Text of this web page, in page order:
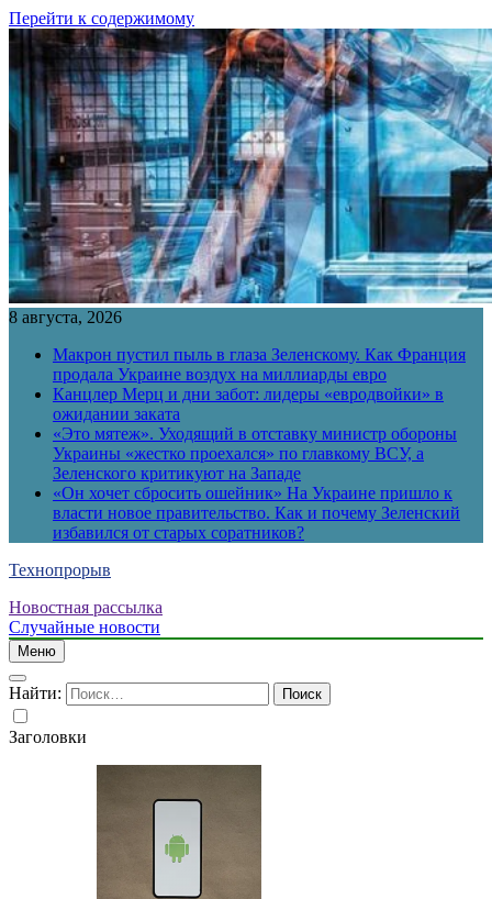
Перейти к содержимому
8 августа, 2026
Макрон пустил пыль в глаза Зеленскому. Как Франция
продала Украине воздух на миллиарды евро
Канцлер Мерц и дни забот: лидеры «евродвойки» в
ожидании заката
«Это мятеж». Уходящий в отставку министр обороны
Украины «жестко проехался» по главкому ВСУ, а
Зеленского критикуют на Западе
«Он хочет сбросить ошейник» На Украине пришло к
власти новое правительство. Как и почему Зеленский
избавился от старых соратников?
Технопрорыв
Новостная рассылка
Случайные новости
Меню
Найти:
Заголовки